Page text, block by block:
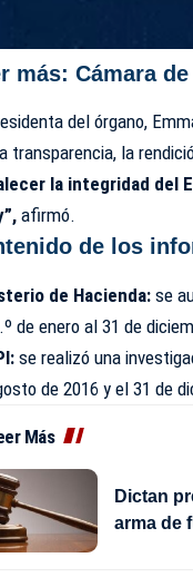
más:Cámara
del órgano,
transparencia, la
la integridad del
afirmó.
de los
de Hacienda: se
de enero al 31 de
se realizó una
de 2016 y el 31 de
Más
Dictan
arma de